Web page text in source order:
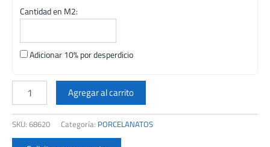
Cantidad en M2:
Adicionar 10% por desperdicio
PORCELANATO
LORENZO
80X80
FAST
NEGRO
Agregar al carrito
SKU: 68620 Categoría: PORCELANATOS